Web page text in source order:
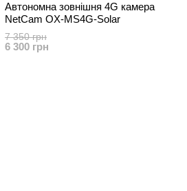
Автономна зовнішня 4G камера
NetCam OX-MS4G-Solar
7 350 грн
6 300 грн